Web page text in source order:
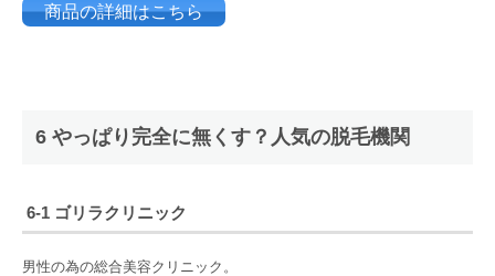
商品の詳細はこちら
6 やっぱり完全に無くす？人気の脱毛機関
6-1 ゴリラクリニック
男性の為の総合美容クリニック。